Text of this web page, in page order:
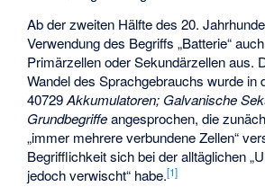
Ab der zweiten Hälfte des 20.
Verwendung des Begriffs „Batterie“
Primärzellen oder Sekundärzellen aus.
Wandel des Sprachgebrauchs wurde in
40729Akkumulatoren; Galvanische
Grundbegriffeangesprochen, die
„immer mehrere verbundene Zellen“
Begrifflichkeit sich bei der alltäglichen
jedoch verwischt“ habe.[1]